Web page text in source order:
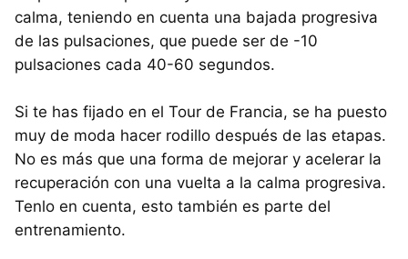
calma, teniendo en cuenta una bajada progresiva
de las pulsaciones, que puede ser de -10
pulsaciones cada 40-60 segundos.
Si te has fijado en el Tour de Francia, se ha puesto
muy de moda hacer rodillo después de las etapas.
No es más que una forma de mejorar y acelerar la
recuperación con una vuelta a la calma progresiva.
Tenlo en cuenta, esto también es parte del
entrenamiento.